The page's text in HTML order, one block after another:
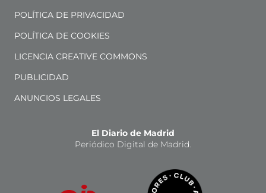
POLÍTICA DE PRIVACIDAD
POLÍTICA DE COOKIES
LICENCIA CREATIVE COMMONS
PUBLICIDAD
ANUNCIOS LEGALES
El Diario de Madrid
Periódico Digital de Madrid.